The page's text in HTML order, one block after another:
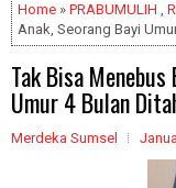
Home » PRABUMULIH ,
Anak, Seorang Bayi
Tak Bisa
Umur 4 Bulan
Merdeka Sumsel